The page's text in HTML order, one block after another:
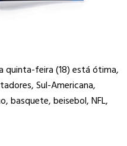
quinta-feira (18) está ótima,
Sul-Americana,
basquete, beisebol, NFL,